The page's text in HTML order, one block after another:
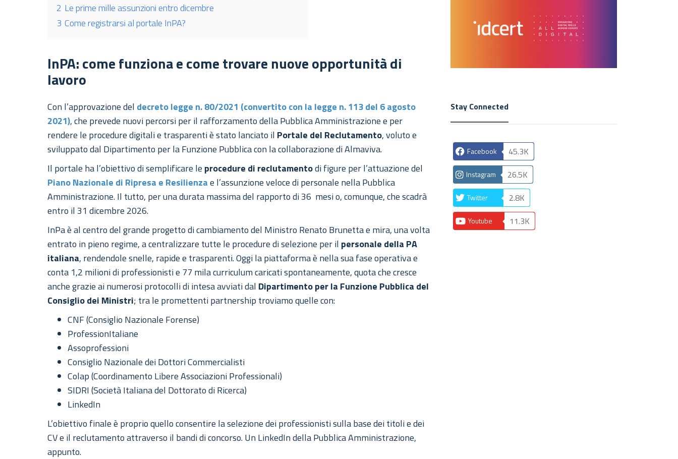
2 Le prime mille assunzioni entro dicembre
3 Come registrarsi al portale InPA?
InPA: come funziona e come trovare nuove opportunità di
lavoro
Con l’approvazione del decreto legge n. 80/2021 (convertito con la legge n. 113 del 6 agosto
2021), che prevede nuovi percorsi per il rafforzamento della Pubblica Amministrazione e per
rendere le procedure digitali e trasparenti è stato lanciato il Portale del Reclutamento, voluto e
sviluppato dal Dipartimento per la Funzione Pubblica con la collaborazione di Almaviva.
Il portale ha l’obiettivo di semplificare le procedure di reclutamentodi figure per l’attuazione del
Piano Nazionale di Ripresa e Resilienzae l’assunzione veloce di personale nella Pubblica
Amministrazione. Il tutto, per una durata massima del rapporto di 36 mesi o, comunque, che scadrà
entro il 31 dicembre 2026.
InPa è al centro del grande progetto di cambiamento del Ministro Renato Brunetta e mira, una volta
entrato in pieno regime, a centralizzare tutte le procedure di selezione per il personale della PA
italiana, rendendole snelle, rapide e trasparenti. Oggi la piattaforma è nella sua fase operativa e
conta 1,2 milioni di professionisti e 77 mila curriculum caricati spontaneamente, quota che cresce
anche grazie ai numerosi protocolli di intesa avviati dal Dipartimento per la Funzione Pubblica del
Consiglio dei Ministri; tra le promettenti partnership troviamo quelle con:
CNF (Consiglio Nazionale Forense)
ProfessionItaliane
Assoprofessioni
Consiglio Nazionale dei Dottori Commercialisti
Colap (Coordinamento Libere Associazioni Professionali)
SIDRI (Società Italiana del Dottorato di Ricerca)
LinkedIn
L’obiettivo finale è proprio quello consentire la selezione dei professionisti sulla base dei titoli e dei
CV e il reclutamento attraverso il bandi di concorso. Un LinkedIn della Pubblica Amministrazione,
appunto.
Stay Connected
Facebook 45.3K
Instagram 26.5K
Twitter 2.8K
Youtube 11.3K